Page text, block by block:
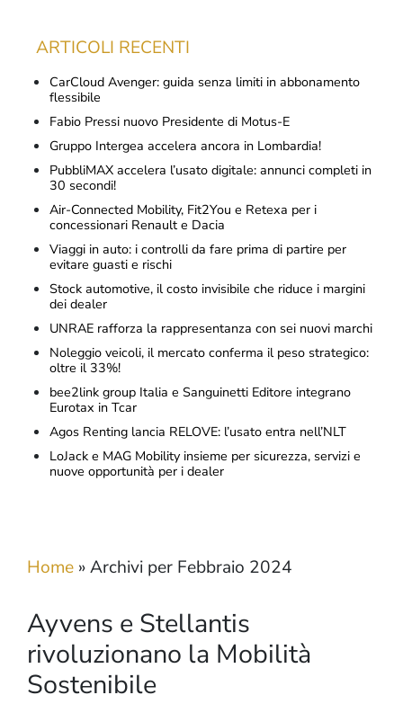
ARTICOLI RECENTI
CarCloud Avenger: guida senza limiti in abbonamento
flessibile
Fabio Pressi nuovo Presidente di Motus-E
Gruppo Intergea accelera ancora in Lombardia!
PubbliMAX accelera l’usato digitale: annunci completi in
30 secondi!
Air-Connected Mobility, Fit2You e Retexa per i
concessionari Renault e Dacia
Viaggi in auto: i controlli da fare prima di partire per
evitare guasti e rischi
Stock automotive, il costo invisibile che riduce i margini
dei dealer
UNRAE rafforza la rappresentanza con sei nuovi marchi
Noleggio veicoli, il mercato conferma il peso strategico:
oltre il 33%!
bee2link group Italia e Sanguinetti Editore integrano
Eurotax in Tcar
Agos Renting lancia RELOVE: l’usato entra nell’NLT
LoJack e MAG Mobility insieme per sicurezza, servizi e
nuove opportunità per i dealer
Home »Archivi per Febbraio 2024
Ayvens e Stellantis
rivoluzionano la Mobilità
Sostenibile